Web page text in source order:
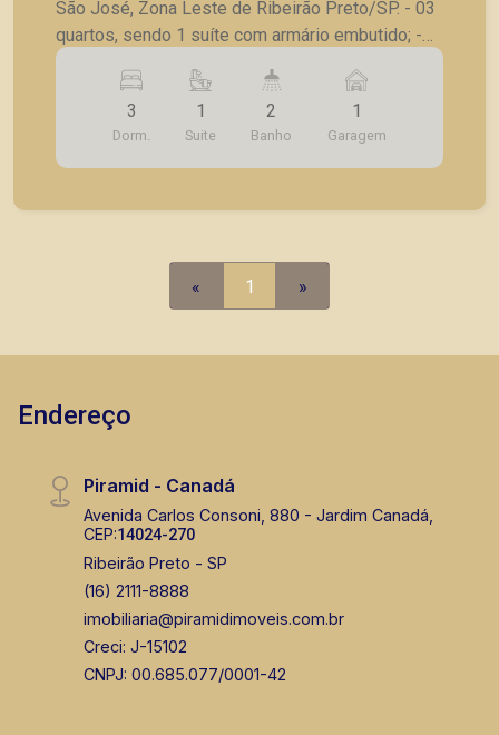
São José, Zona Leste de Ribeirão Preto/SP. - 03
quartos, sendo 1 suíte com armário embutido; -
Banheiro social; - Sala para 2 ambientes; -
Varanda gourmet; - Cozinha planejada; -
Lavanderia com armário; - 1 vaga de garagem. A
Piramid tem como objetivo atender seus clientes
com agilidade e segurança, em locação, vendas
3
Dorm.
1
Suite
2
Banho
1
Garagem
« 1 »
Endereço
Piramid - Canadá
Avenida Carlos Consoni, 880 - Jardim Canadá,
CEP:14024-270
Ribeirão Preto - SP
(16) 2111-8888
imobiliaria@piramidimoveis.com.br
Creci: J-15102
CNPJ: 00.685.077/0001-42